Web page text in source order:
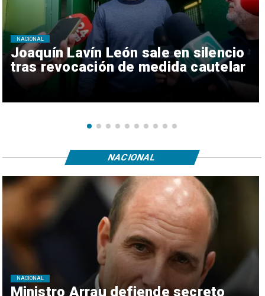
Joaquín Lavín León sale en silencio
tras revocación de medida cautelar
NACIONAL
Ministro Arrau defiende secreto
NACIONAL
NACIONAL